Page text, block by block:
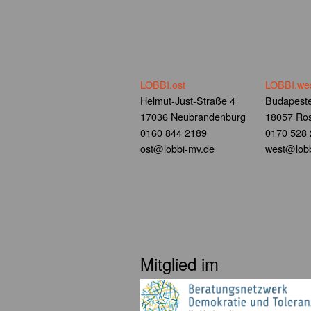
LOBBI.ost
Helmut-Just-Straße 4
17036 Neubrandenburg
0160 844 2189
ost@lobbi-mv.de
18057
0170 528
Mitglied im